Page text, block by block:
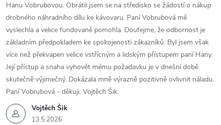
Vojtěch Šik
13.5.2026
Hanu Vobrubovou. Obrátil jsem se na středisko se žádostí o nákup
drobného náhradního dílu ke kávovaru. Paní Vobrubová mě
vyslechla a velice fundovaně pomohla. Doufejme, že odbornost je
základním předpokladem ke spokojenosti zákazníků. Byl jsem však
více než překvapen velice vstřícným a lidským přístupem paní Hany.
Její přístup a snaha vyhovět mému požadavku je v dnešní době
skutečně výjimečný. Dokázala mně výrazně pozitivně ovlivnit náladu.
Paní Vobrubová - děkuji. Vojtěch Šik.